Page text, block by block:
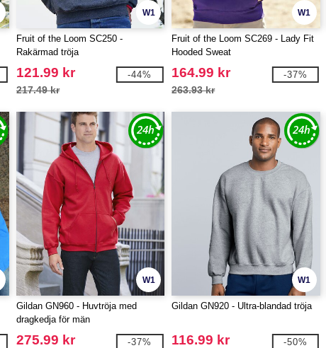
W1
Fruit of the Loom SC250 -
Rakärmad tröja
121.99 kr
217.49 kr
-44%
W1
Fruit of the Loom SC269 - Lady Fit
Hooded Sweat
164.99 kr
263.93 kr
-37%
W1
Gildan GN960 - Huvtröja med
dragkedja för män
275.99 kr -37%
W1
Gildan GN920 - Ultra-blandad tröja
116.99 kr -50%